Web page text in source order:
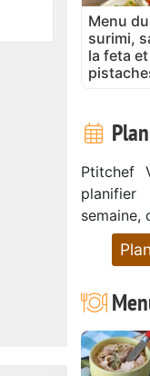
Menu
surimi,
la feta
Ptitchef
semaine,